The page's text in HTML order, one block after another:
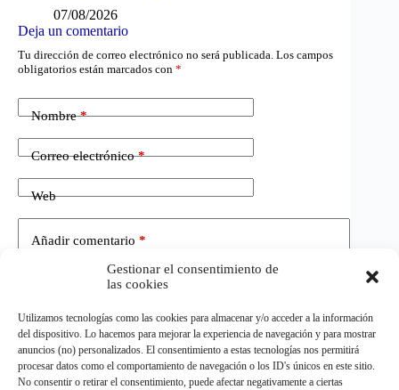
Gestionar el consentimiento de
las cookies
Utilizamos tecnologías como las cookies para almacenar y/o acceder a la información
del dispositivo. Lo hacemos para mejorar la experiencia de navegación y para mostrar
anuncios (no) personalizados. El consentimiento a estas tecnologías nos permitirá
procesar datos como el comportamiento de navegación o los ID's únicos en este sitio.
No consentir o retirar el consentimiento, puede afectar negativamente a ciertas
07/08/2026
Deja un comentario
Tu dirección de correo electrónico no será publicada. Los campos
obligatorios están marcados con *
Nombre*
Correo electrónico*
Web
Añadir comentario *